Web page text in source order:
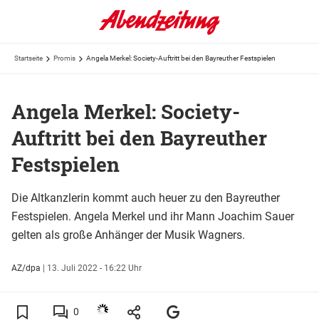
Startseite Promis Angela Merkel: Society-Auftritt bei den Bayreuther Festspielen
Angela Merkel: Society-
Auftritt bei den Bayreuther
Festspielen
Die Altkanzlerin kommt auch heuer zu den Bayreuther
Festspielen. Angela Merkel und ihr Mann Joachim Sauer
gelten als große Anhänger der Musik Wagners.
AZ/dpa | 13. Juli 2022 - 16:22 Uhr
0